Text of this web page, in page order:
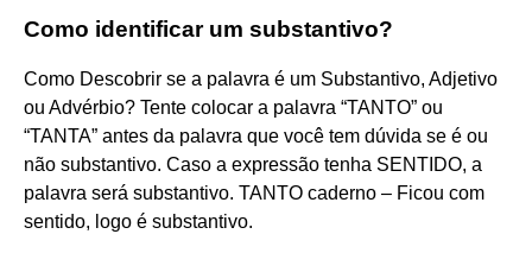
Como identificar um substantivo?
Como Descobrir se a palavra é um Substantivo, Adjetivo
ou Advérbio? Tente colocar a palavra “TANTO” ou
“TANTA” antes da palavra que você tem dúvida se é ou
não substantivo. Caso a expressão tenha SENTIDO, a
palavra será substantivo. TANTO caderno – Ficou com
sentido, logo é substantivo.